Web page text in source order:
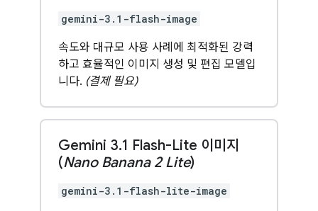
gemini-3.1-flash-image
속도와 대규모 사용 사례에 최적화된 강력
하고 효율적인 이미지 생성 및 편집 모델입
니다. (결제 필요)
Gemini 3.1 Flash-Lite 이미지
(Nano Banana 2 Lite)
gemini-3.1-flash-lite-image